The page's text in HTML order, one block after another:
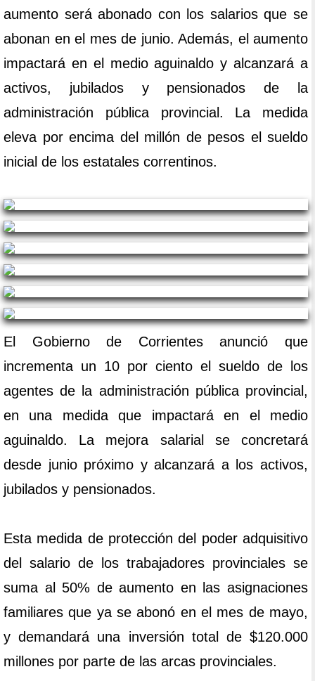
aumento será abonado con los salarios que se
abonan en el mes de junio. Además, el aumento
impactará en el medio aguinaldo y alcanzará a
activos, jubilados y pensionados de la
administración pública provincial. La medida
eleva por encima del millón de pesos el sueldo
inicial de los estatales correntinos.
El Gobierno de Corrientes anunció que
incrementa un 10 por ciento el sueldo de los
agentes de la administración pública provincial,
en una medida que impactará en el medio
aguinaldo. La mejora salarial se concretará
desde junio próximo y alcanzará a los activos,
jubilados y pensionados.
Esta medida de protección del poder adquisitivo
del salario de los trabajadores provinciales se
suma al 50% de aumento en las asignaciones
familiares que ya se abonó en el mes de mayo,
y demandará una inversión total de $120.000
millones por parte de las arcas provinciales.